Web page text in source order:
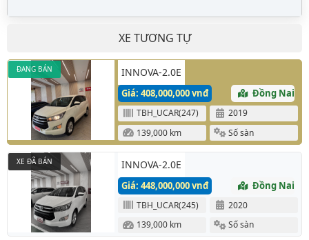
XE TƯƠNG TỰ
INNOVA-2.0E
Giá: 408,000,000 vnđ Đồng Nai
TBH_UCAR(247)
2019
139,000 km
Số sàn
ĐANG BÁN
INNOVA-2.0E
Giá: 448,000,000 vnđ Đồng Nai
TBH_UCAR(245)
2020
139,000 km
Số sàn
XE ĐÃ BÁN